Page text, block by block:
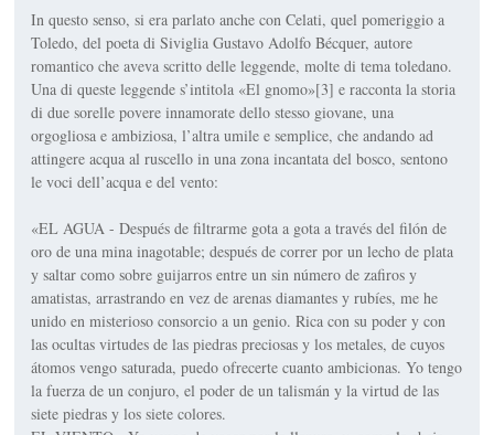
In questo senso, si era parlato anche con Celati, quel pomeriggio a
Toledo, del poeta di Siviglia Gustavo Adolfo Bécquer, autore
romantico che aveva scritto delle leggende, molte di tema toledano.
Una di queste leggende s’intitola «El gnomo»[3] e racconta la storia
di due sorelle povere innamorate dello stesso giovane, una
orgogliosa e ambiziosa, l’altra umile e semplice, che andando ad
attingere acqua al ruscello in una zona incantata del bosco, sentono
le voci dell’acqua e del vento:
«EL AGUA - Después de filtrarme gota a gota a través del filón de
oro de una mina inagotable; después de correr por un lecho de plata
y saltar como sobre guijarros entre un sin número de zafiros y
amatistas, arrastrando en vez de arenas diamantes y rubíes, me he
unido en misterioso consorcio a un genio. Rica con su poder y con
las ocultas virtudes de las piedras preciosas y los metales, de cuyos
átomos vengo saturada, puedo ofrecerte cuanto ambicionas. Yo tengo
la fuerza de un conjuro, el poder de un talismán y la virtud de las
siete piedras y los siete colores.